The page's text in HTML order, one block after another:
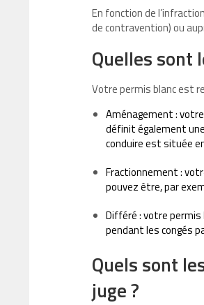
En fonction de
de contravention) ou
Quelles sont
Votre permis blanc est
Aménagement :
définit également
conduire est située
Fractionnement :
pouvez être, par
Différé : votre
pendant les congés
Quels sont
juge ?